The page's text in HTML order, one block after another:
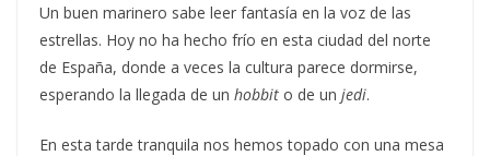
Un buen marinero sabe leer fantasía en la voz de las
estrellas. Hoy no ha hecho frío en esta ciudad del norte
de España, donde a veces la cultura parece dormirse,
esperando la llegada de un hobbit o de un jedi.
En esta tarde tranquila nos hemos topado con una mesa